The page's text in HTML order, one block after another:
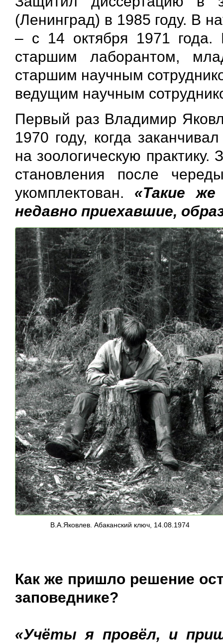
(Ленинград) в 1985 году. В
– с 14 октября 1971 года.
старшим лаборантом,
старшим научным
ведущим научным
Первый раз Владимир
1970 году, когда
на зоологическую практику.
становления после
укомплектован. «Такие
недавно приехавшие,
В.А.Яковлев. Абаканский ключ, 14.08.1974
Как же пришло решение
заповеднике?
«Учёты я провёл, и